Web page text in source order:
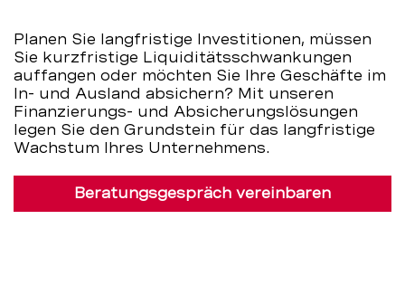
Planen Sie langfristige Investitionen, müssen
Sie kurzfristige Liquiditätsschwankungen
auffangen oder möchten Sie Ihre Geschäfte im
In- und Ausland absichern? Mit unseren
Finanzierungs- und Absicherungslösungen
legen Sie den Grundstein für das langfristige
Wachstum Ihres Unternehmens.
Beratungsgespräch vereinbaren